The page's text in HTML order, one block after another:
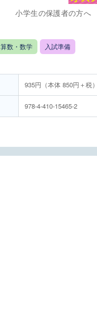
小学生の保護者の方
算数・数学 入試準備
935円（本体 850円＋税）
978-4-410-15465-2